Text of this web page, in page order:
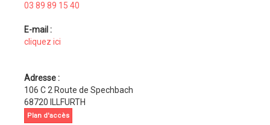
03 89 89 15 40
E-mail :
cliquez ici
Adresse :
106 C 2 Route de Spechbach
68720 ILLFURTH
Plan d'accès